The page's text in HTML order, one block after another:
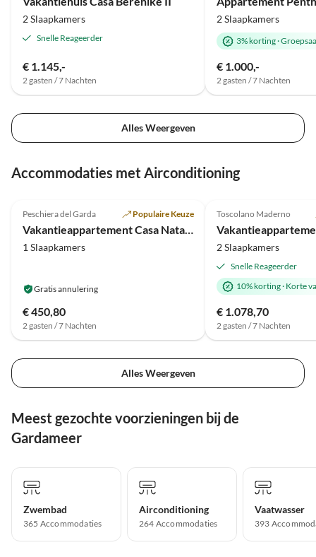
2 Slaapkamers
Snelle Reageerder
€ 1.145,-
2 gasten / 7 Nachten
2 Slaapkamers
3% korting·
€ 1.000,-
2 gasten / 7 Nachten
Alles Weergeven
Accommodaties met Airconditioning
Peschiera del Garda Populaire Keuze
Vakantieappartement Casa Natalia
1 Slaapkamers
Gratis annulering
€ 450,80
2 gasten / 7 Nachten
Toscolano Maderno
2 Slaapkamers
Snelle Reageerder
10% korting· Korte
€ 1.078,70
2 gasten / 7 Nachten
Alles Weergeven
Meest gezochte voorzieningen bij de
Gardameer
Zwembad
365 Accommodaties
Airconditioning
264 Accommodaties
Vaatwasser
393